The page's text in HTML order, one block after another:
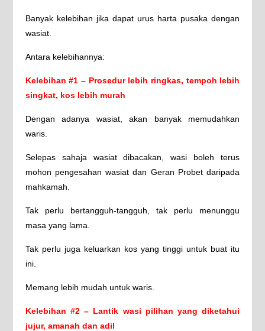
Banyak kelebihan jika dapat urus harta pusaka dengan
wasiat.
Antara kelebihannya:
Kelebihan #1 – Prosedur lebih ringkas, tempoh lebih
singkat, kos lebih murah
Dengan adanya wasiat, akan banyak memudahkan
waris.
Selepas sahaja wasiat dibacakan, wasi boleh terus
mohon pengesahan wasiat dan Geran Probet daripada
mahkamah.
Tak perlu bertangguh-tangguh, tak perlu menunggu
masa yang lama.
Tak perlu juga keluarkan kos yang tinggi untuk buat itu
ini.
Memang lebih mudah untuk waris.
Kelebihan #2 – Lantik wasi pilihan yang diketahui
jujur, amanah dan adil